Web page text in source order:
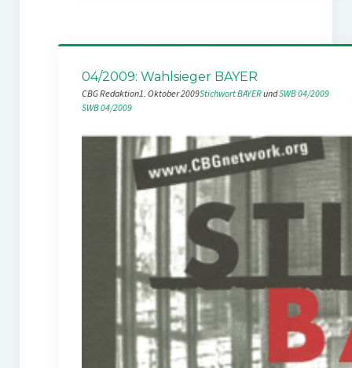
04/2009: Wahlsieger BAYER
CBG Redaktion1. Oktober 2009Stichwort BAYER und SWB 04/2009
SWB 04/2009